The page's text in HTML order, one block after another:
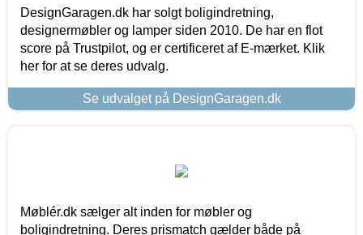
DesignGaragen.dk har solgt boligindretning,
designermøbler og lamper siden 2010. De har en flot
score på Trustpilot, og er certificeret af E-mærket. Klik
her for at se deres udvalg.
Se udvalget på DesignGaragen.dk
Møblér.dk sælger alt inden for møbler og
boligindretning. Deres prismatch gælder både på